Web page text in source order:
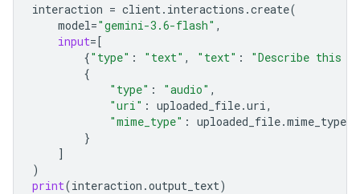
interaction = client . interactions .create(
model="gemini-3.6-flash" ,
input=[
{"type" : "text" , "text" :
"Describe this
{
"type" : "audio" ,
"uri" : uploaded_file.uri ,
"mime_type" : uploaded_file.mime_type
}
]
)
print(interaction .output_text)